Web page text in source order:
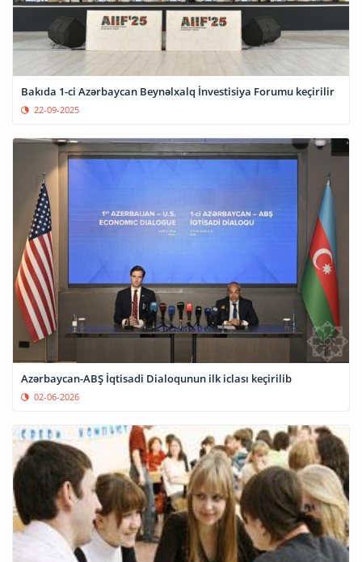
Bakıda 1-ci Azərbaycan Beynəlxalq İnvestisiya Forumu keçirilir
22-09-2025
Azərbaycan-ABŞ İqtisadi Dialoqunun ilk iclası keçirilib
02-06-2026